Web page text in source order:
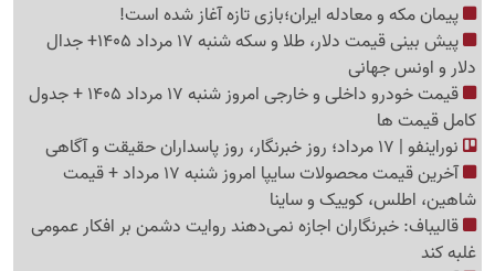
پیمان مکه و معادله ایران؛بازی تازه آغاز شده است!
پیش ‌بینی قیمت دلار، طلا و سکه شنبه 17 مرداد 1405+ جدال
دلار و اونس جهانی
قیمت خودرو داخلی و خارجی امروز شنبه 17 مرداد 1405 + جدول
کامل قیمت ها
نوراینفو | 17 مرداد؛ روز خبرنگار، روز پاسداران حقیقت و آگاهی
آخرین قیمت محصولات سایپا امروز شنبه 17 مرداد + قیمت
شاهین، اطلس، کوییک و ساینا
قالیباف: خبرنگاران اجازه نمی‌دهند روایت دشمن بر افکار عمومی
غلبه کند